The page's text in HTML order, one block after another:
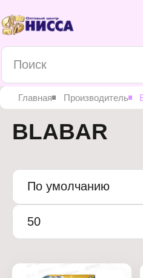
Главная Производитель
BLABAR
По умолчанию
50